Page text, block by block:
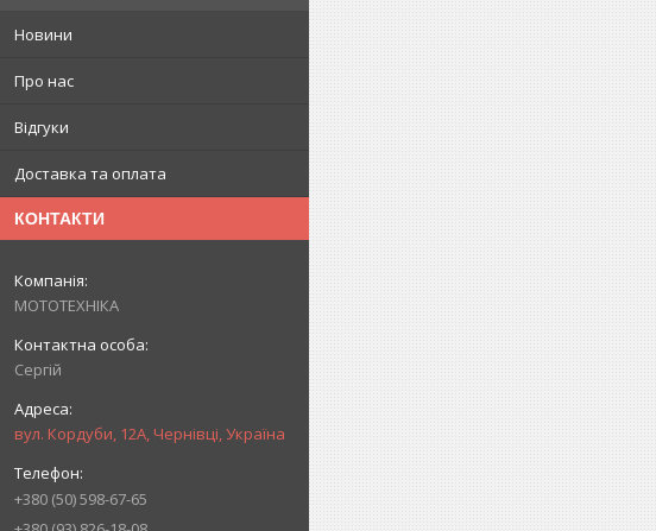
Новини
Про нас
Відгуки
Доставка та оплата
КОНТАКТИ
МОТОТЕХНІКА
Сергій
вул. Кордуби, 12А, Чернівці, Україна
+380 (50) 598-67-65